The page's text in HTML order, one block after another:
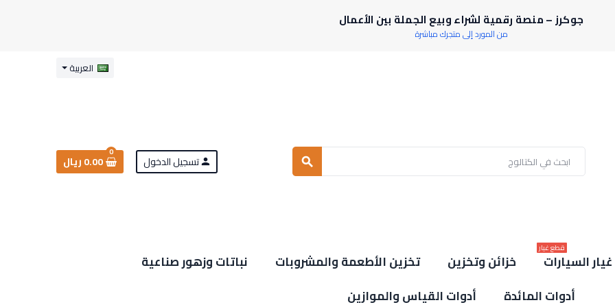
جوكرز – منصة رقمية لشراء وبيع الجملة بين الأعمال
من المورد إلى متجرك مباشرة
العربية
search
person تسجيل الدخول
0
0.00 ريال
السيارات
قطع غيار
خزائن وتخزين تخزين الأطعمة والمشروبات
نباتات وزهور صناعية
أدوات المائدة
أدوات القياس والموازين